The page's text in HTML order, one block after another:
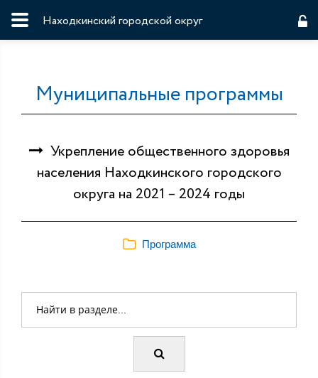
Находкинский городской округ
Муниципальные программы
Укрепление общественного здоровья
населения Находкинского городского
округа на 2021 – 2024 годы
Программа